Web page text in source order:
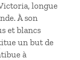
longue
À son
et blancs
un but de
à